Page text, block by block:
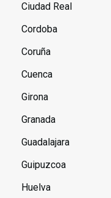
Ciudad Real
Cordoba
Coruña
Cuenca
Girona
Granada
Guadalajara
Guipuzcoa
Huelva